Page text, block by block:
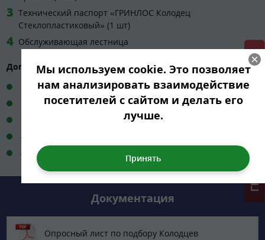
Технический паспорт «ГРИНЛОС Колодец
Стеклопластиковый» (1 шт)
Обслуживающая лестница
Дополнительно:
Шламовый насос
Монтажные проушины
Удлинённая горловина
Лотковые части
Люк-дождеприёмник
Документация
Опросный лист по подбору Колодцев
ГРИНЛОС + скидка = 1 мин!
Мы используем cookie. Это позволяет
нам анализировать взаимодействие
посетителей с сайтом и делать его
лучше.